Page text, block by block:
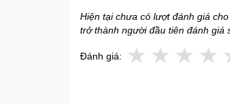
Hiện tại chưa có lượt đánh giá
trở thành người đầu tiên đánh giá
Đánh giá: